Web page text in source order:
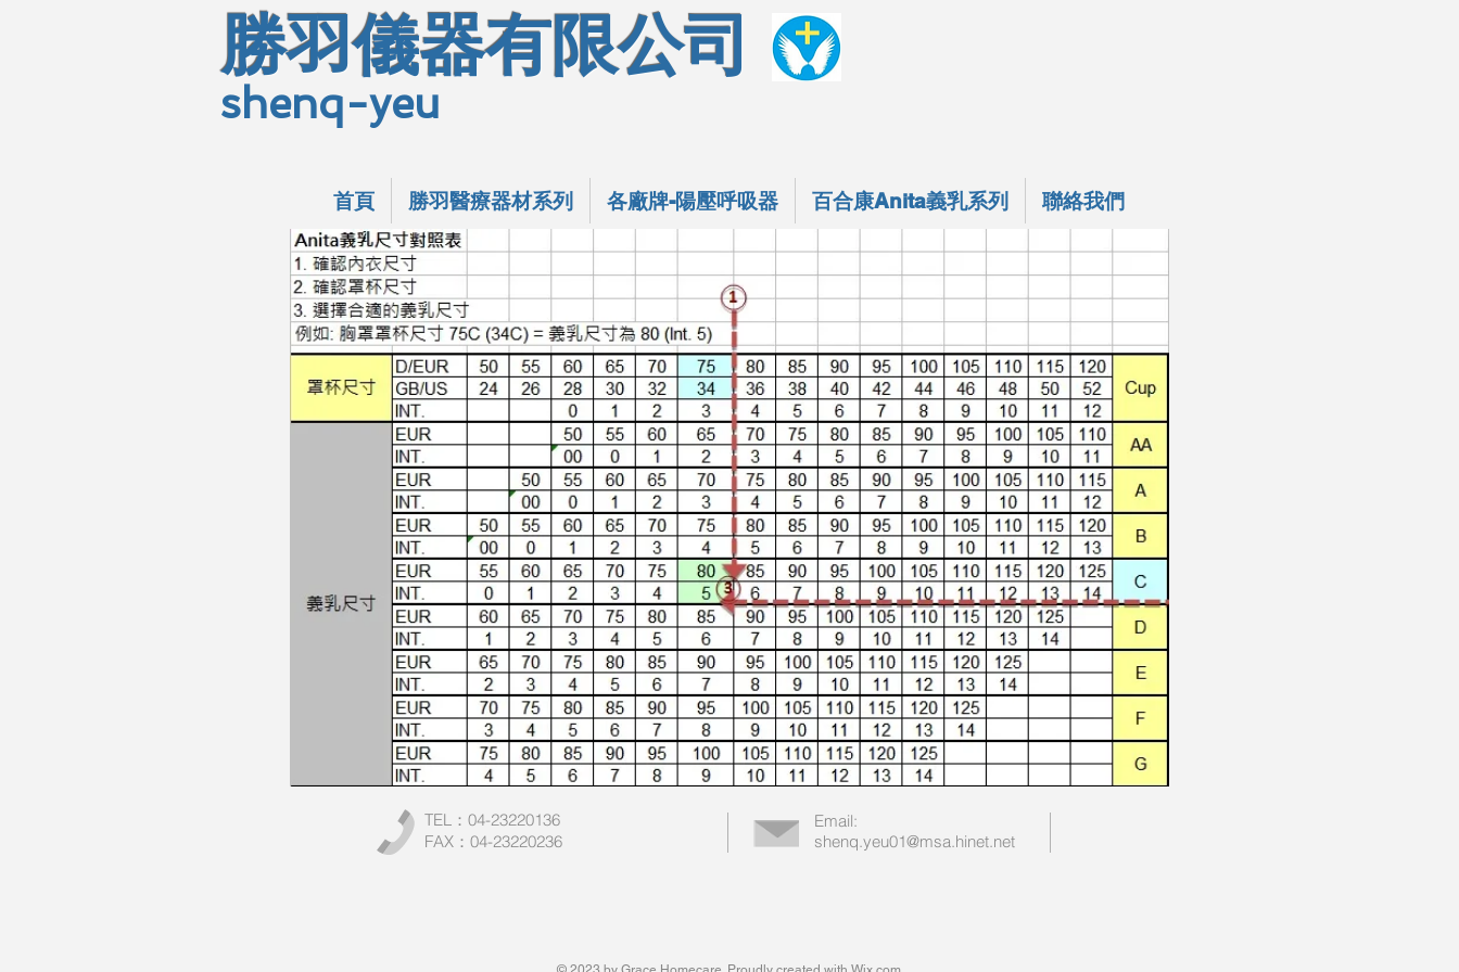
勝羽儀器有限公司
shenq-yeu
首頁 勝羽醫療器材系列 各廠牌-陽壓呼吸器 百合康Anita義乳系列 聯絡我們
TEL：04-23220136
FAX：04-23220236
Email:
shenq.yeu01@msa.hinet.net